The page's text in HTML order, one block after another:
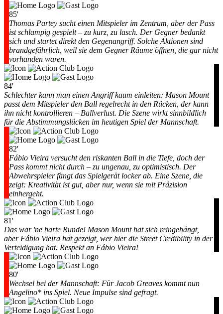
85'
Thomas Partey sucht einen Mitspieler im Zentrum, aber der Pass
ist schlampig gespielt – zu kurz, zu lasch. Der Gegner bedankt
sich und startet direkt den Gegenangriff. Solche Aktionen sind
brandgefährlich, weil sie dem Gegner Räume öffnen, die gar nicht
vorhanden waren.
84'
Schlechter kann man einen Angriff kaum einleiten: Mason Mount
passt dem Mitspieler den Ball regelrecht in den Rücken, der kann
ihn nicht kontrollieren – Ballverlust. Die Szene wirkt sinnbildlich
für die Abstimmungslücken im heutigen Spiel der Mannschaft.
82'
Fábio Vieira versucht den riskanten Ball in die Tiefe, doch der
Pass kommt nicht durch – zu ungenau, zu optimistisch. Der
Abwehrspieler fängt das Spielgerät locker ab. Eine Szene, die
zeigt: Kreativität ist gut, aber nur, wenn sie mit Präzision
einhergeht.
81'
Das war 'ne harte Runde! Mason Mount hat sich reingehängt,
aber Fábio Vieira hat gezeigt, wer hier die Street Credibility in der
Verteidigung hat. Respekt an Fábio Vieira!
80'
Wechsel bei der Mannschaft: Für Jacob Greaves kommt nun
Angelino* ins Spiel. Neue Impulse sind gefragt.